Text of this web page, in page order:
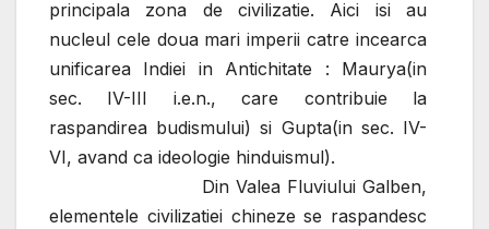
principala zona de civilizatie. Aici isi au
nucleul cele doua mari imperii catre incearca
unificarea Indiei in Antichitate : Maurya(in
sec. IV-III i.e.n., care contribuie la
raspandirea budismului) si Gupta(in sec. IV-
VI, avand ca ideologie hinduismul).
Din Valea Fluviului Galben,
elementele civilizatiei chineze se raspandesc